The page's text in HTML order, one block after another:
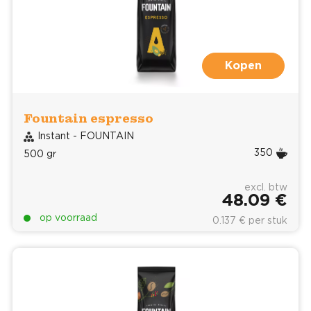
Kopen
Fountain espresso
Instant - FOUNTAIN
500 gr
350
op voorraad
excl. btw
48.09 €
0.137 € per stuk